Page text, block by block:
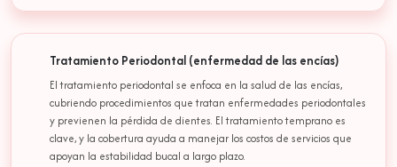
Tratamiento Periodontal (enfermedad de las encías)
El tratamiento periodontal se enfoca en la salud de las encías,
cubriendo procedimientos que tratan enfermedades periodontales
y previenen la pérdida de dientes. El tratamiento temprano es
clave, y la cobertura ayuda a manejar los costos de servicios que
apoyan la estabilidad bucal a largo plazo.